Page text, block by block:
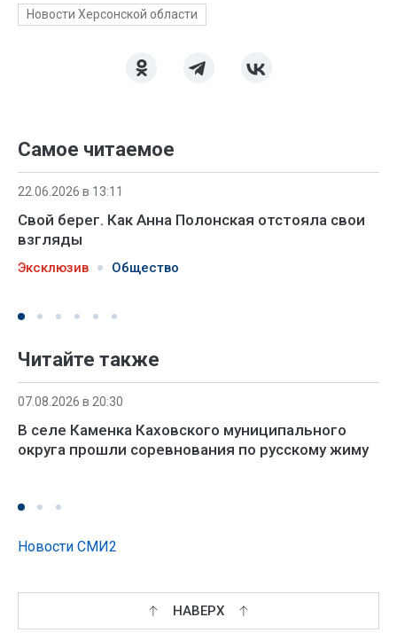
Новости Херсонской области
Самое читаемое
22.06.2026 в 13:11
Свой берег. Как Анна Полонская отстояла свои
взгляды
Эксклюзив Общество
Читайте также
07.08.2026 в 20:30
В селе Каменка Каховского муниципального
округа прошли соревнования по русскому жиму
Новости СМИ2
НАВЕРХ